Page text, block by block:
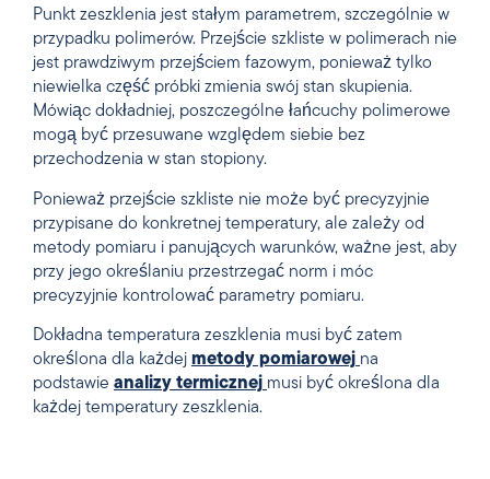
Punkt zeszklenia jest stałym parametrem, szczególnie w
przypadku polimerów. Przejście szkliste w polimerach nie
jest prawdziwym przejściem fazowym, ponieważ tylko
niewielka część próbki zmienia swój stan skupienia.
Mówiąc dokładniej, poszczególne łańcuchy polimerowe
mogą być przesuwane względem siebie bez
przechodzenia w stan stopiony.
Ponieważ przejście szkliste nie może być precyzyjnie
przypisane do konkretnej temperatury, ale zależy od
metody pomiaru i panujących warunków, ważne jest, aby
przy jego określaniu przestrzegać norm i móc
precyzyjnie kontrolować parametry pomiaru.
Dokładna temperatura zeszklenia musi być zatem
określona dla każdej metody pomiarowej na
podstawie analizy termicznej musi być określona dla
każdej temperatury zeszklenia.